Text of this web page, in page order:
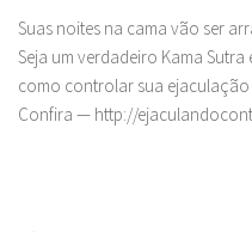
Suas noites na cama vão ser
Seja um verdadeiro Kama
como controlar sua
Confira — http://